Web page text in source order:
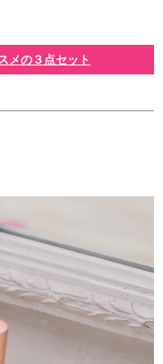
メの３点セット